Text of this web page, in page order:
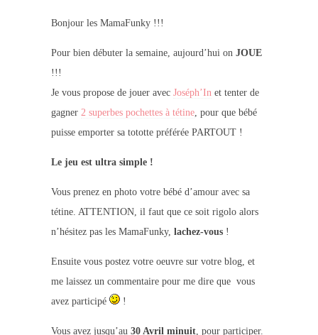
Bonjour les MamaFunky !!!
Pour bien débuter la semaine, aujourd’hui on JOUE
!!!
Je vous propose de jouer avec Joséph’In et tenter de
gagner 2 superbes pochettes à tétine, pour que bébé
puisse emporter sa tototte préférée PARTOUT !
Le jeu est ultra simple !
Vous prenez en photo votre bébé d’amour avec sa
tétine. ATTENTION, il faut que ce soit rigolo alors
n’hésitez pas les MamaFunky, lachez-vous !
Ensuite vous postez votre oeuvre sur votre blog, et
me laissez un commentaire pour me dire que vous
avez participé
!
Vous avez jusqu’au 30 Avril minuit, pour participer.